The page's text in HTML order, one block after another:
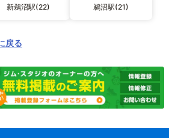
新鵜沼駅(22) 鵜沼駅(21)
戻る